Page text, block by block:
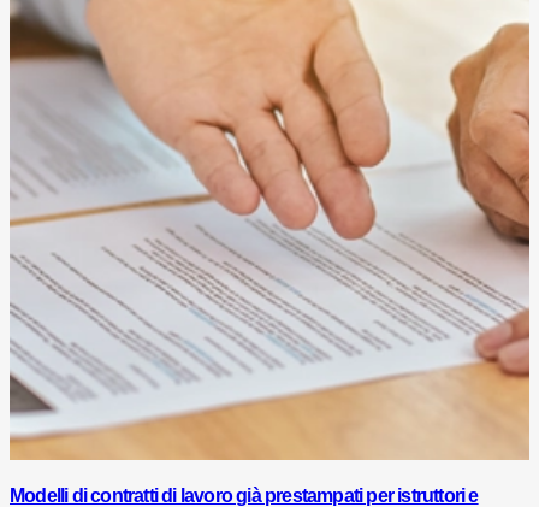
Modelli di contratti di lavoro già prestampati per istruttori e